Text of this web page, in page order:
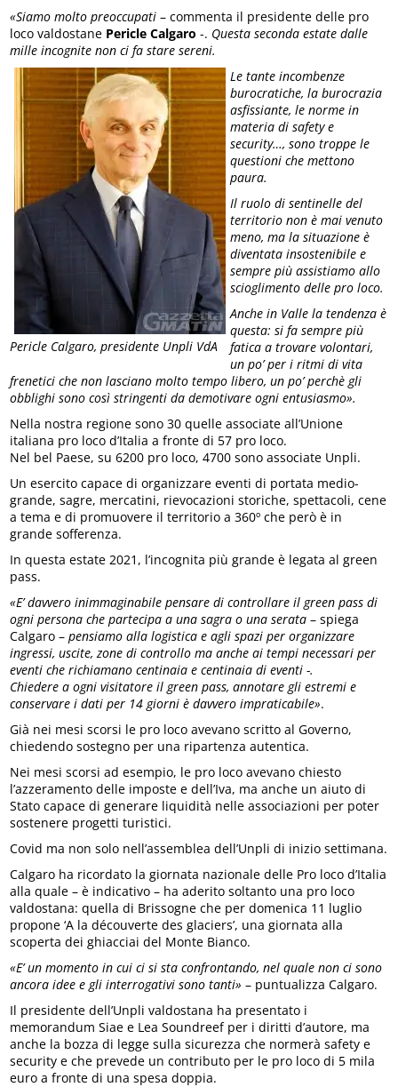
«Siamo molto preoccupati – commenta il presidente delle pro
loco valdostane Pericle Calgaro -. Questa seconda estate dalle
mille incognite non ci fa stare sereni.
Pericle Calgaro, presidente Unpli VdA
Le tante incombenze
burocratiche, la burocrazia
asfissiante, le norme in
materia di safety e
security…, sono troppe le
questioni che mettono
paura.
Il ruolo di sentinelle del
territorio non è mai venuto
meno, ma la situazione è
diventata insostenibile e
sempre più assistiamo allo
scioglimento delle pro loco.
Anche in Valle la tendenza è
questa: si fa sempre più
fatica a trovare volontari,
un po’ per i ritmi di vita
frenetici che non lasciano molto tempo libero, un po’ perchè gli
obblighi sono così stringenti da demotivare ogni entusiasmo».
Nella nostra regione sono 30 quelle associate all’Unione
italiana pro loco d’Italia a fronte di 57 pro loco.
Nel bel Paese, su 6200 pro loco, 4700 sono associate Unpli.
Un esercito capace di organizzare eventi di portata medio-
grande, sagre, mercatini, rievocazioni storiche, spettacoli, cene
a tema e di promuovere il territorio a 360º che però è in
grande sofferenza.
In questa estate 2021, l’incognita più grande è legata al green
pass.
«E’ davvero inimmaginabile pensare di controllare il green pass di
ogni persona che partecipa a una sagra o una serata – spiega
Calgaro –pensiamo alla logistica e agli spazi per organizzare
ingressi, uscite, zone di controllo ma anche ai tempi necessari per
eventi che richiamano centinaia e centinaia di eventi -.
Chiedere a ogni visitatore il green pass, annotare gli estremi e
conservare i dati per 14 giorni è davvero impraticabile».
Già nei mesi scorsi le pro loco avevano scritto al Governo,
chiedendo sostegno per una ripartenza autentica.
Nei mesi scorsi ad esempio, le pro loco avevano chiesto
l’azzeramento delle imposte e dell’Iva, ma anche un aiuto di
Stato capace di generare liquidità nelle associazioni per poter
sostenere progetti turistici.
Covid ma non solo nell’assemblea dell’Unpli di inizio settimana.
Calgaro ha ricordato la giornata nazionale delle Pro loco d’Italia
alla quale – è indicativo – ha aderito soltanto una pro loco
valdostana: quella di Brissogne che per domenica 11 luglio
propone ‘A la découverte des glaciers’, una giornata alla
scoperta dei ghiacciai del Monte Bianco.
«E’ un momento in cui ci si sta confrontando, nel quale non ci sono
ancora idee e gli interrogativi sono tanti» – puntualizza Calgaro.
Il presidente dell’Unpli valdostana ha presentato i
memorandum Siae e Lea Soundreef per i diritti d’autore, ma
anche la bozza di legge sulla sicurezza che normerà safety e
security e che prevede un contributo per le pro loco di 5 mila
euro a fronte di una spesa doppia.